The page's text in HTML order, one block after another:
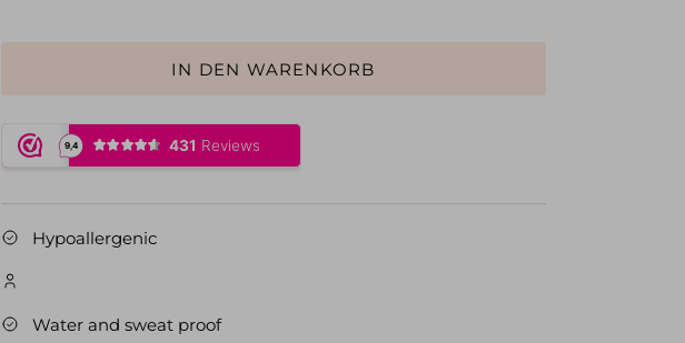
IN DEN WARENKORB
Hypoallergenic
Water and sweat proof